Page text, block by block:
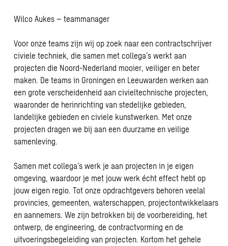
Wilco Aukes – teammanager
Voor onze teams zijn wij op zoek naar een contractschrijver
civiele techniek, die samen met collega’s werkt aan
projecten die Noord-Nederland mooier, veiliger en beter
maken. De teams in Groningen en Leeuwarden werken aan
een grote verscheidenheid aan civieltechnische projecten,
waaronder de herinrichting van stedelijke gebieden,
landelijke gebieden en civiele kunstwerken. Met onze
projecten dragen we bij aan een duurzame en veilige
samenleving.
Samen met collega’s werk je aan projecten in je eigen
omgeving, waardoor je met jouw werk écht effect hebt op
jouw eigen regio. Tot onze opdrachtgevers behoren veelal
provincies, gemeenten, waterschappen, projectontwikkelaars
en aannemers. We zijn betrokken bij de voorbereiding, het
ontwerp, de engineering, de contractvorming en de
uitvoeringsbegeleiding van projecten. Kortom het gehele